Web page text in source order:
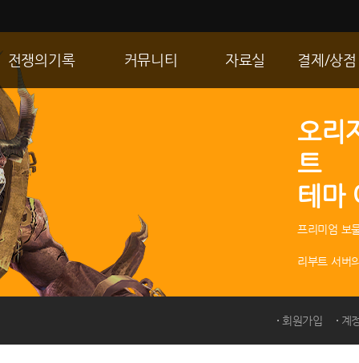
오리
트
테
프리미엄 보
리부트 서버
회원가입 계
전쟁의기록
통합 길드전
공성 & 스팟
랭킹
R2Match
커뮤니티
GM노트
자료실 결제/상점
마이
내 캐시